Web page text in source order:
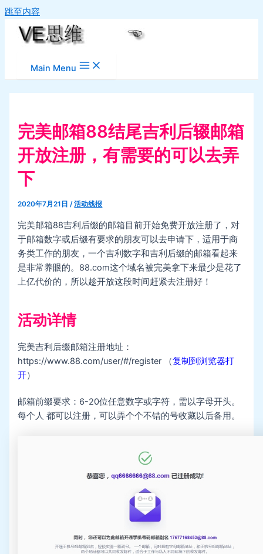
跳至内容
Main Menu
完美邮箱88结尾吉利后辍邮箱
开放注册，有需要的可以去弄
下
2020年7月21日/活动线报
完美邮箱88吉利后缀的邮箱目前开始免费开放注册了，对
于邮箱数字或后缀有要求的朋友可以去申请下，适用于商
务类工作的朋友，一个吉利数字和吉利后缀的邮箱看起来
是非常养眼的。88.com这个域名被完美拿下来最少是花了
上亿代价的，所以趁开放这段时间赶紧去注册好！
活动详情
完美吉利后缀邮箱注册地址：
https://www.88.com/user/#/register （复制到浏览器打
开）
邮箱前缀要求：6-20位任意数字或字符，需以字母开头。
每个人 都可以注册，可以弄个个不错的号收藏以后备用。